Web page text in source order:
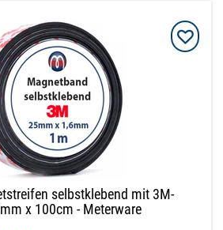
selbstklebend mit 3M-
x 100cm - Meterware